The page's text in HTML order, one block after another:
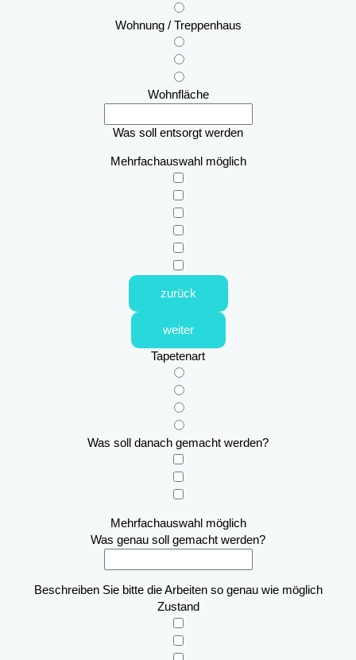
Wohnung / Treppenhaus
Wohnfläche
Was soll entsorgt werden
Mehrfachauswahl möglich
zurück
weiter
Tapetenart
Was soll danach gemacht werden?
Mehrfachauswahl möglich
Was genau soll gemacht werden?
Beschreiben Sie bitte die Arbeiten so genau wie möglich
Zustand